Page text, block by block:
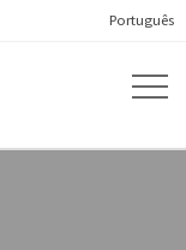
Português